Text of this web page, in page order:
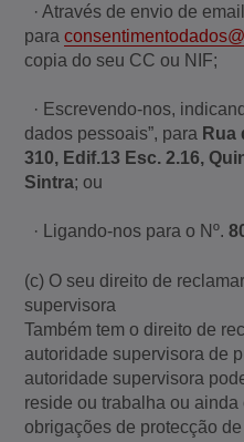
· Através de envio de email
para
copia do seu CC ou NIF;
· Escrevendo-nos,
dados pessoais”, para Rua
310, Edif.13 Esc. 2.16,
Sintra; ou
· Ligando-nos para o Nº.
(c) O seu direito de
supervisora
Também tem o direito de
autoridade supervisora de
autoridade supervisora
reside ou trabalha ou
obrigações de protecção